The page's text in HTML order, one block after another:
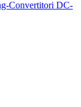
Convertitori DC-